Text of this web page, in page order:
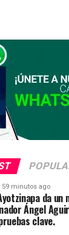
59 minutos ago
da un
Ángel
clave.